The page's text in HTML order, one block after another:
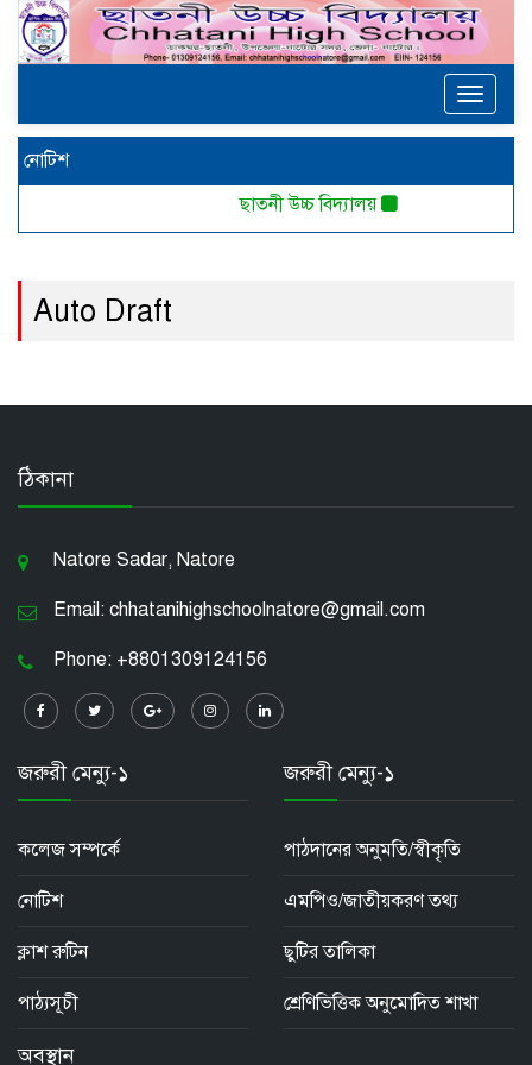
Toggle
নোটিশ
ছাতনী উচ্চ বিদ্যালয়
Auto Draft
ঠিকানা
Natore Sadar, Natore
Email: chhatanihighschoolnatore@gmail.com
Phone: +8801309124156
জরুরী মেন্যু-১
কলেজ সম্পর্কে
নোটিশ
ক্লাশ রুটিন
পাঠ্যসূচী
জরুরী মেন্যু-১
পাঠদানের অনুমতি/স্বীকৃতি
এমপিও/জাতীয়করণ তথ্য
ছুটির তালিকা
শ্রেণিভিত্তিক অনুমোদিত শাখা
অবস্থান